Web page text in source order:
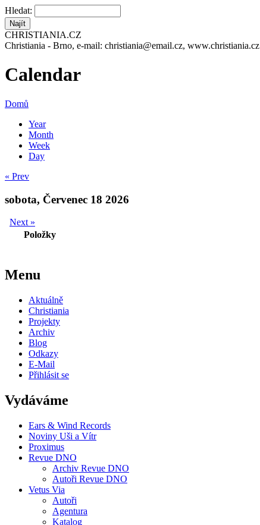
Hledat:
CHRISTIANIA.CZ
Christiania - Brno, e-mail: christiania@email.cz, www.christiania.cz
Calendar
Domů
Year
Month
Week
Day
« Prev
sobota, Červenec 18 2026
Next »
Položky
Menu
Aktuálně
Christiania
Projekty
Archiv
Blog
Odkazy
E-Mail
Přihlásit se
Vydáváme
Ears & Wind Records
Noviny Uši a Vítr
Proximus
Revue DNO
Archiv Revue DNO
Autoři Revue DNO
Vetus Via
Autoři
Agentura
Katalog